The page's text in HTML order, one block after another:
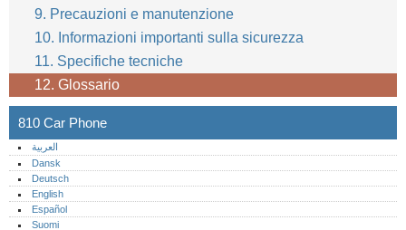
9. Precauzioni e manutenzione
10. Informazioni importanti sulla sicurezza
11. Specifiche tecniche
12. Glossario
810 Car Phone
العربية
Dansk
Deutsch
English
Español
Suomi